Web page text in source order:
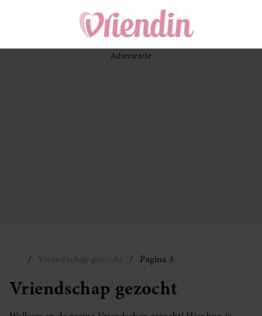
Vriendschap gezocht Pagina 3
Vriendschap gezocht